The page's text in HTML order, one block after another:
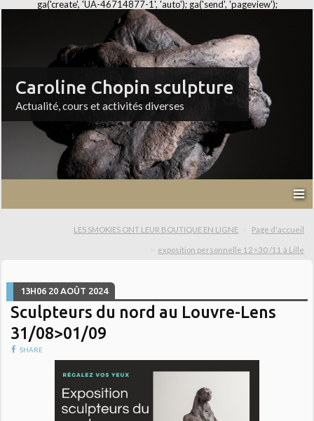
ga('create', 'UA-46714877-1', 'auto'); ga('send', 'pageview');
Caroline Chopin sculpture
Actualité, cours et activités diverses
LES SMOKIES ONT LEUR BOUTIQUE EN LIGNE Page d'accueil
exposition personnelle 12>30 /11 à Lille
13H06 20 AOÛT 2024
Sculpteurs du nord au Louvre-Lens
31/08>01/09
SHARE